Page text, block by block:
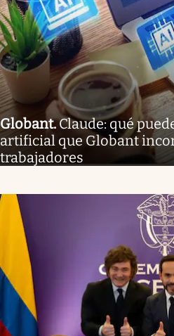
Globant.Claude: qué
artificial que Globant
trabajadores